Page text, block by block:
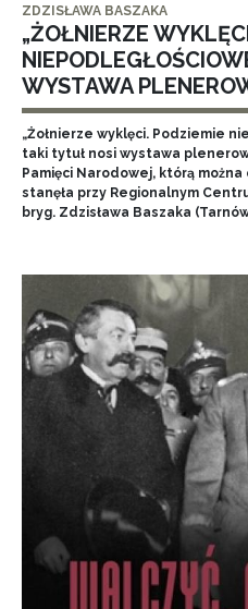
ZDZISŁAWA BASZAKA
„ŻOŁNIERZE
WYSTAWA
„Żołnierze wyklęci. Podziemie
taki tytuł nosi wystawa
Pamięci Narodowej, którą
stanęła przy Regionalnym
bryg. Zdzisława Baszaka